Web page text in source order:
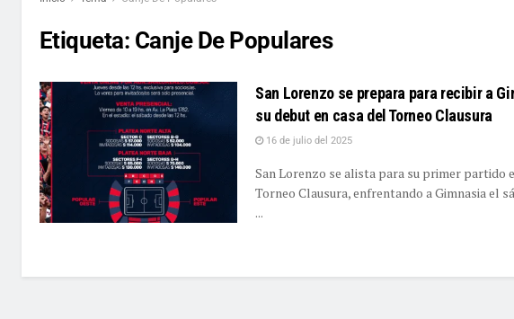
Etiqueta: Canje De Populares
San Lorenzo se prepara para recibir a
su debut en casa del Torneo Clausura
16 de julio del 2025
San Lorenzo se alista para su primer partido
Torneo Clausura, enfrentando a Gimnasia el
...